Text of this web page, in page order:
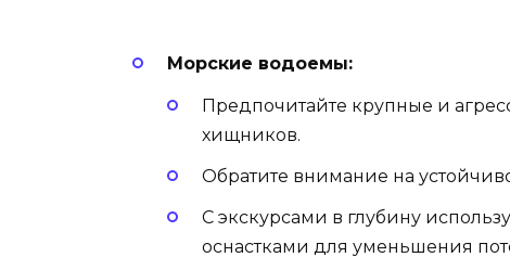
Морские водоемы:
Предпочитайте крупные и
хищников.
Обратите внимание на
С экскурсами в глубину
оснастками для уменьшения